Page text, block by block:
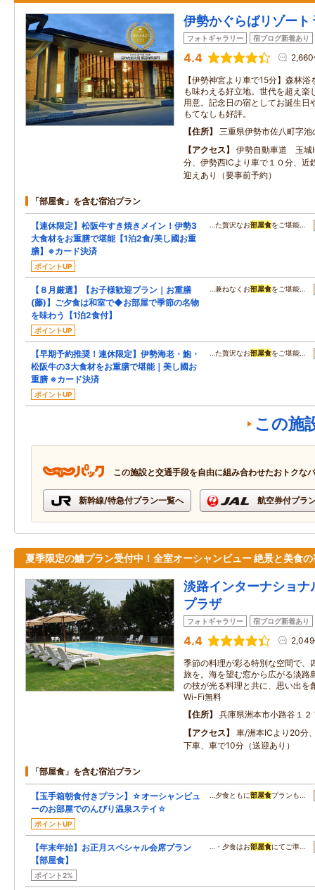
伊勢かぐらばリゾート
フォトギャラリー 宿ブログ新着あり
4.4
【伊勢神宮より車で15分】森林
も味わえる好立地。世代を超え楽
用意。記念日の宿としてお誕生日
もてなしも好評。
住所
三重県伊勢市佐八町字
アクセス
伊勢自動車道 玉城
分、伊勢西ICより車で１０分、近
迎えあり（要事前予約）
「部屋食」を含む宿泊プラン
【連休限定】松阪牛すき焼きメイン！伊勢3
大食材をお重膳で堪能【1泊2食/美し國お重
膳】※カード決済
ポイントUP
…た贅沢なお部屋食をご堪能…
【８月厳選】【お子様歓迎プラン｜お重膳
(藤)】ご夕食は和室で◆お部屋で季節の名物
を味わう【1泊2食付】
ポイントUP
…兼ねなくお部屋食をご堪能…
【早期予約推奨！連休限定】伊勢海老・鮑・
松阪牛の3大食材をお重膳で堪能｜美し國お
重膳 ※カード決済
ポイントUP
…た贅沢なお部屋食をご堪能…
この施
この施設と交通手段を自由に組み合わせたおトクな
新幹線/特急付プラン一覧へ 航空券付プラ
夏季限定の鱧プラン受付中！全室オーシャンビュー 絶景と美食の
淡路インターナショナ
プラザ
フォトギャラリー 宿ブログ新着あり
4.4
季節の料理が彩る特別な空間で、
旅を。海を望む窓から広がる淡路
の技が光る料理と共に、思い出を
Wi-Fi無料
住所
兵庫県洲本市小路谷１２
アクセス
車/洲本ICより20分
下車、車で10分（送迎あり）
「部屋食」を含む宿泊プラン
【玉手箱朝食付きプラン】☆オーシャンビュ
ーのお部屋でのんびり温泉ステイ☆
ポイントUP
…夕食ともに部屋食プランも…
【年末年始】お正月スペシャル会席プラン
【部屋食】
ポイント2%
…・夕食はお部屋食にてご準…